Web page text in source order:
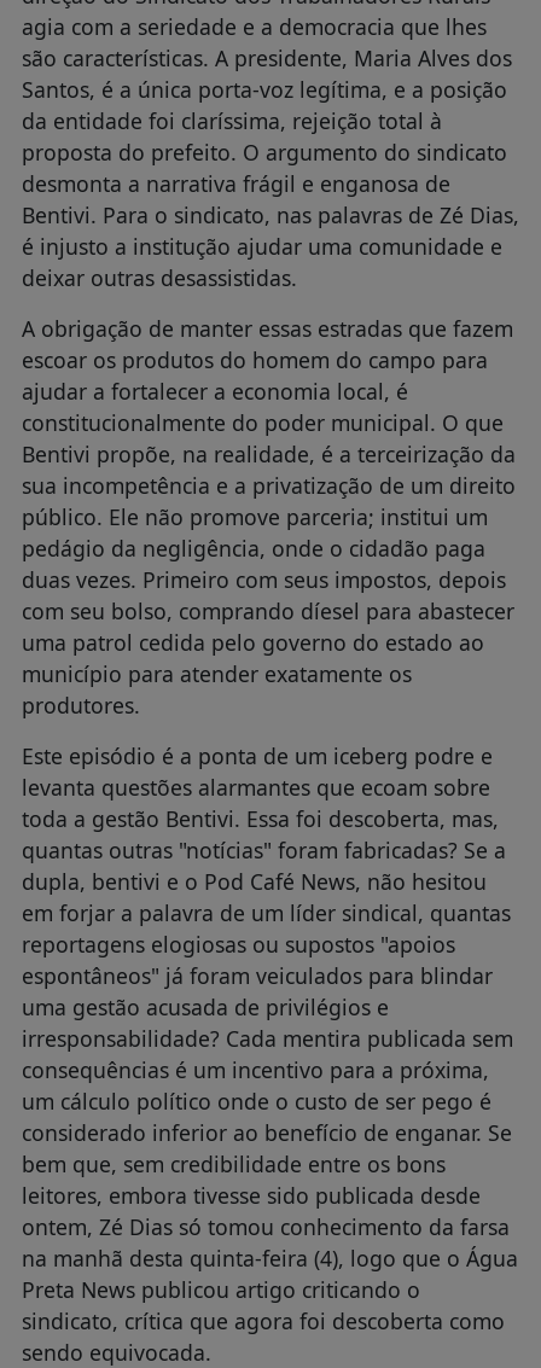
agia com a seriedade e a democracia que lhes
são características. A presidente, Maria Alves dos
Santos, é a única porta-voz legítima, e a posição
da entidade foi claríssima, rejeição total à
proposta do prefeito. O argumento do sindicato
desmonta a narrativa frágil e enganosa de
Bentivi. Para o sindicato, nas palavras de Zé Dias,
é injusto a institução ajudar uma comunidade e
deixar outras desassistidas.
A obrigação de manter essas estradas que fazem
escoar os produtos do homem do campo para
ajudar a fortalecer a economia local, é
constitucionalmente do poder municipal. O que
Bentivi propõe, na realidade, é a terceirização da
sua incompetência e a privatização de um direito
público. Ele não promove parceria; institui um
pedágio da negligência, onde o cidadão paga
duas vezes. Primeiro com seus impostos, depois
com seu bolso, comprando díesel para abastecer
uma patrol cedida pelo governo do estado ao
município para atender exatamente os
produtores.
Este episódio é a ponta de um iceberg podre e
levanta questões alarmantes que ecoam sobre
toda a gestão Bentivi. Essa foi descoberta, mas,
quantas outras "notícias" foram fabricadas? Se a
dupla, bentivi e o Pod Café News, não hesitou
em forjar a palavra de um líder sindical, quantas
reportagens elogiosas ou supostos "apoios
espontâneos" já foram veiculados para blindar
uma gestão acusada de privilégios e
irresponsabilidade? Cada mentira publicada sem
consequências é um incentivo para a próxima,
um cálculo político onde o custo de ser pego é
considerado inferior ao benefício de enganar. Se
bem que, sem credibilidade entre os bons
leitores, embora tivesse sido publicada desde
ontem, Zé Dias só tomou conhecimento da farsa
na manhã desta quinta-feira (4), logo que o Água
Preta News publicou artigo criticando o
sindicato, crítica que agora foi descoberta como
sendo equivocada.